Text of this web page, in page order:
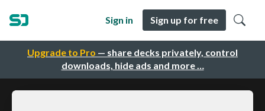
Upgrade to Pro — share decks privately, control
downloads, hide ads and more …
Sign in Sign up for free